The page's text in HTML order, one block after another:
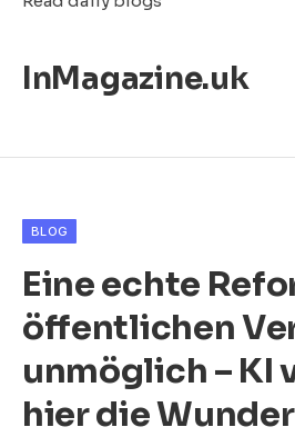
InMagazine.uk
BLOG
Eine echte
öffentlichen
unmöglich – KI
hier die Wunder